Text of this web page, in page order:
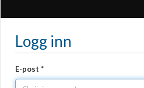
Logg inn
E-post *